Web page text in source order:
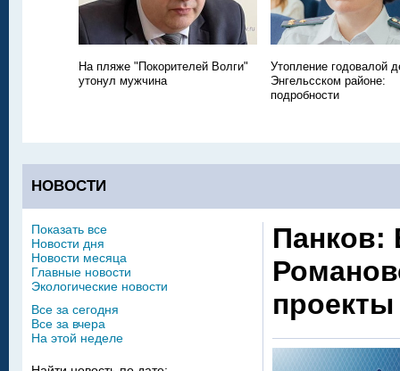
На пляже "Покорителей Волги"
утонул мужчина
Утопление годовалой
Энгельсском районе:
подробности
НОВОСТИ
Панков:
Показать все
Новости дня
Новости месяца
Главные новости
Экологические новости
Все за сегодня
Все за вчера
На этой неделе